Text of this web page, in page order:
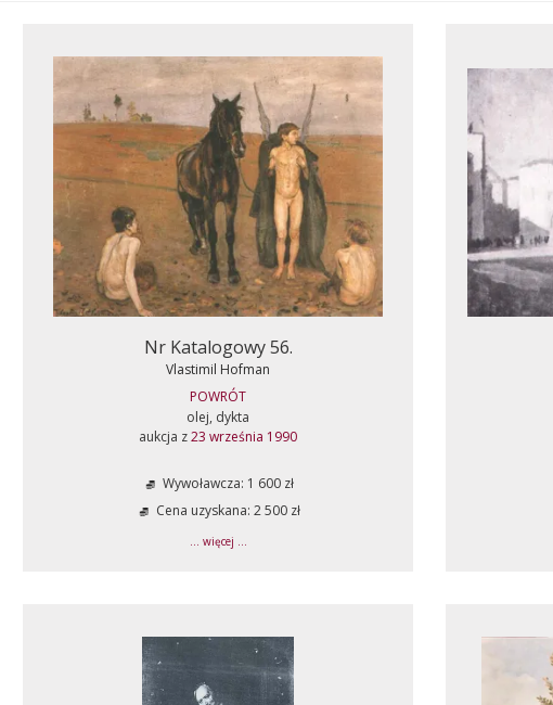
Nr Katalogowy 56.
Vlastimil Hofman
POWRÓT
olej, dykta
aukcja z23 września 1990
Wywoławcza: 1 600 zł
Cena uzyskana: 2 500 zł
... więcej ...